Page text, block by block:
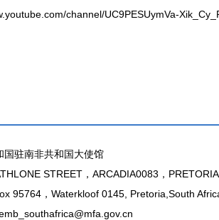
channel/UC9PESUymVa-
国驻南非共和国大使馆
STREET，ARCADIA0083，
95764，Waterkloof 0145, Pretoria,South